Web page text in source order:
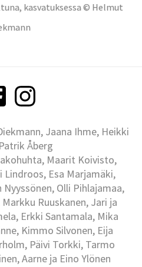
kasvatuksessa © Helmut
Jaana Ihme, Heikki
Åberg
Maarit Koivisto,
Lindroos, Esa Marjamäki,
Olli Pihlajamaa,
Ruuskanen, Jari ja
Erkki Santamala, Mika
Kimmo Silvonen, Eija
Päivi Torkki, Tarmo
Aarne ja Eino Ylönen